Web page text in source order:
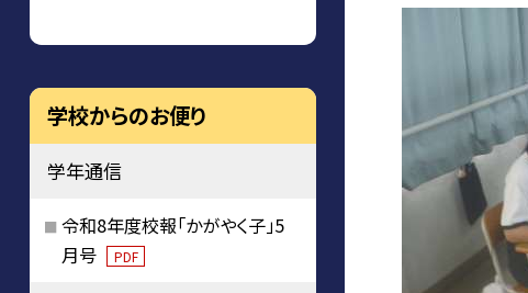
学校からのお便り
学年通信
令和8年度校報「かがやく子」5
月号
PDF